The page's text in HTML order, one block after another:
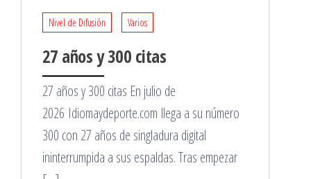
Nivel de Difusión Varios
27 años y 300 citas
27 años y 300 citas En julio de
2026 Idiomaydeporte.com llega a su número
300 con 27 años de singladura digital
ininterrumpida a sus espaldas. Tras empezar